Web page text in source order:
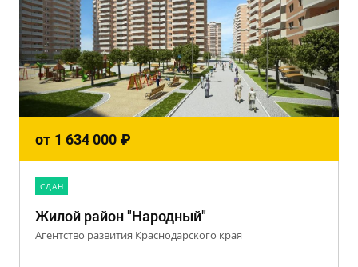
от 1 634 000 ₽
CДАН
Жилой район "Народный"
Агентство развития Краснодарского края